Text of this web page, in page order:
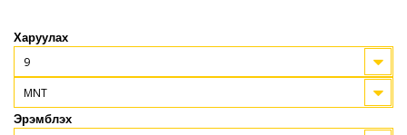
Харуулах
9
MNT
Эрэмблэх